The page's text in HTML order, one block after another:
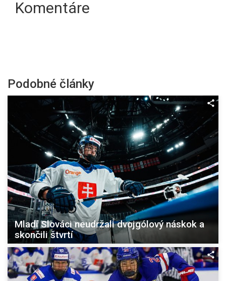
Komentáre
Podobné články
Mladí Slováci neudržali dvojgólový náskok a
skončili štvrtí